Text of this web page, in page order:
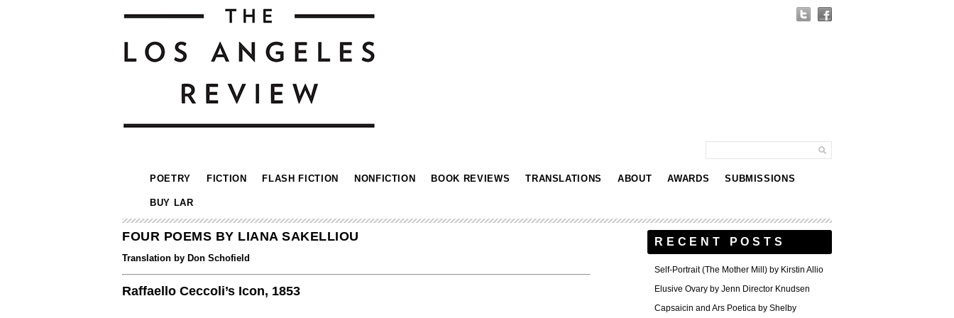
POETRY FICTION FLASH FICTION NONFICTION BOOK REVIEWS TRANSLATIONS ABOUT AWARDS SUBMISSIONS
BUY LAR
FOUR POEMS BY LIANA SAKELLIOU
Translation by Don Schofield
Raffaello Ceccoli’s Icon, 1853
RECENT POSTS
Self-Portrait (The Mother Mill) by Kirstin Allio
Elusive Ovary by Jenn Director Knudsen
Capsaicin and Ars Poetica by Shelby